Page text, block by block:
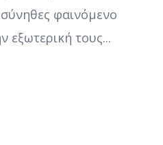
φαινόμενο
εξωτερική τους...